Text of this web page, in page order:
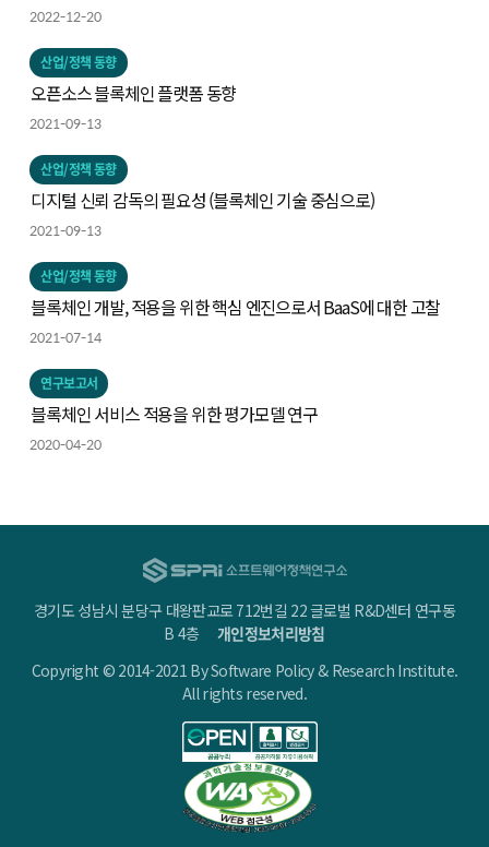
분산신원인증 서비스를 중심으로
2022-12-20
산업/정책 동향
오픈소스 블록체인 플랫폼 동향
2021-09-13
산업/정책 동향
디지털 신뢰 감독의 필요성 (블록체인 기술 중심으로)
2021-09-13
산업/정책 동향
블록체인 개발, 적용을 위한 핵심 엔진으로서 BaaS에 대한 고찰
2021-07-14
연구보고서
블록체인 서비스 적용을 위한 평가모델 연구
2020-04-20
경기도 성남시 분당구 대왕판교로 712번길 22 글로벌 R&D센터 연구동
B 4층개인정보처리방침
Copyright © 2014-2021 By Software Policy & Research Institute.
All rights reserved.